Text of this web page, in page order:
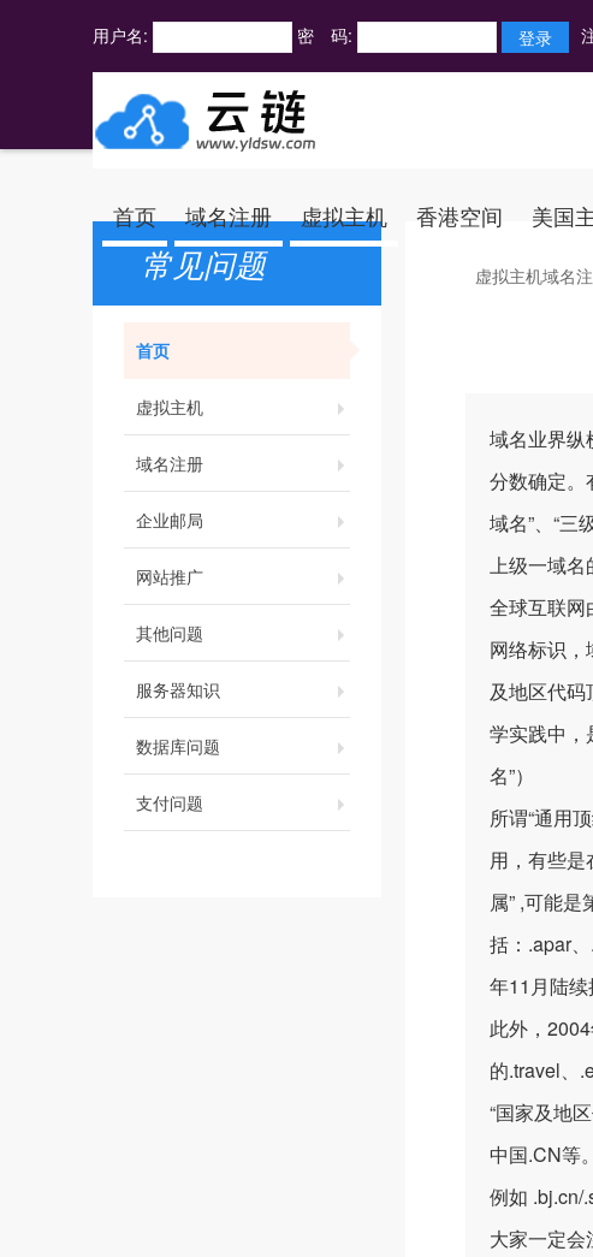
用户名: 密 码:
首页 域名注册 虚拟主机 香港空间 美国
常见问题
首页
虚拟主机
域名注册
企业邮局
网站推广
其他问题
服务器知识
数据库问题
支付问题
虚拟主机域名
域名业界纵
分数确定。
域名”、“三
上级一域
全球互联网
网络标识，
及地区代码
学实践中，
名”）
所谓“通用
用，有些是
属” ,可能
括：.apar
年11月陆续
此外，
的.travel、
“国家及地
中国.CN等
例如 .bj.cn/
大家一定会